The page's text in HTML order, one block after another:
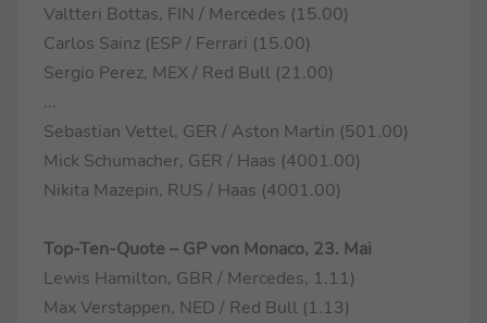
Valtteri Bottas, FIN / Mercedes (15.00)
Carlos Sainz (ESP / Ferrari (15.00)
Sergio Perez, MEX / Red Bull (21.00)
...
Sebastian Vettel, GER / Aston Martin (501.00)
Mick Schumacher, GER / Haas (4001.00)
Nikita Mazepin, RUS / Haas (4001.00)
Top-Ten-Quote – GP von Monaco, 23. Mai
Lewis Hamilton, GBR / Mercedes, 1.11)
Max Verstappen, NED / Red Bull (1.13)